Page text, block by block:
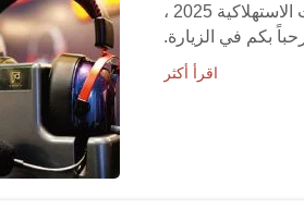
2025 ،
اقرأ أكثر